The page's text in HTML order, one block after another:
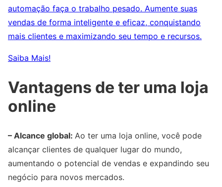
automação faça o trabalho pesado. Aumente suas
vendas de forma inteligente e eficaz, conquistando
mais clientes e maximizando seu tempo e recursos.
Saiba Mais!
Vantagens de ter uma loja
online
– Alcance global: Ao ter uma loja online, você pode
alcançar clientes de qualquer lugar do mundo,
aumentando o potencial de vendas e expandindo seu
negócio para novos mercados.